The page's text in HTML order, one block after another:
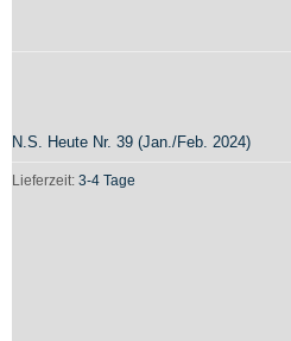
N.S. Heute Nr. 39 (Jan./Feb. 2024)
Lieferzeit: 3-4 Tage